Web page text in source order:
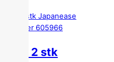
15 – 2 stk